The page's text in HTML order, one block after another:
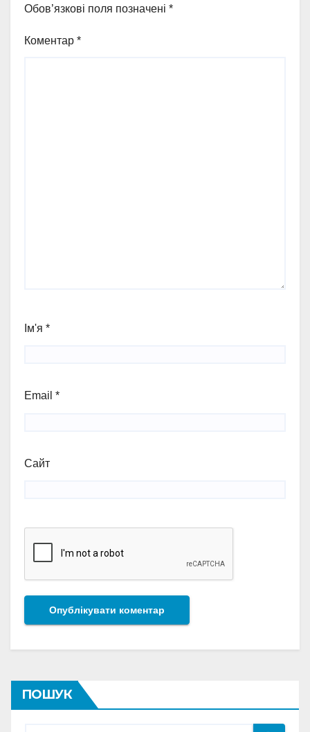
Обов’язкові поля позначені *
Коментар *
Ім'я *
Email *
Сайт
ПОШУК